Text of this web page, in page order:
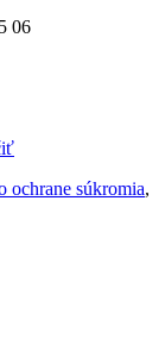
06
ochrane súkromia,